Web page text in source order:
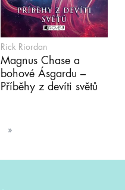
Rick Riordan
Magnus Chase a
bohové Ásgardu –
Příběhy z devíti světů
»